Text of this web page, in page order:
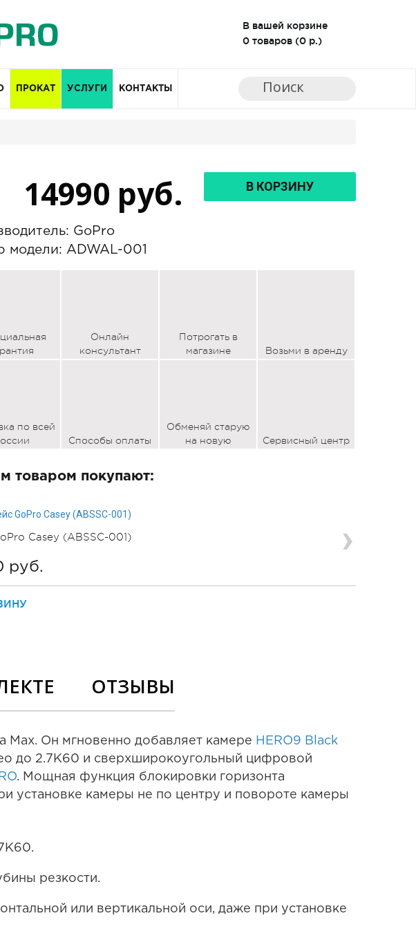
В вашей корзине
0 товаров (0 р.)
ПРОКАТ УСЛУГИ КОНТАКТЫ
14990 руб. В КОРЗИНУ
GoPro
модели: ADWAL-001
Онлайн
консультант
Потрогать в
магазине
Возьми в аренду
по всей
Способы оплаты
Обменяй старую
на новую
Сервисный центр
товаром покупают:
Сasey (ABSSC-001)
руб.
ОТЗЫВЫ
Max. Он мгновенно добавляет камере HERO9 Black
до 2.7K60 и сверхширокоугольный цифровой
. Мощная функция блокировки горизонта
установке камеры не по центру и повороте камеры
резкости.
или вертикальной оси, даже при установке